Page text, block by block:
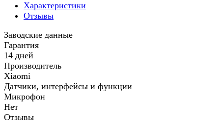
Характеристики
Отзывы
Заводские данные
Гарантия
14 дней
Производитель
Xiaomi
Датчики, интерфейсы и функции
Микрофон
Нет
Отзывы